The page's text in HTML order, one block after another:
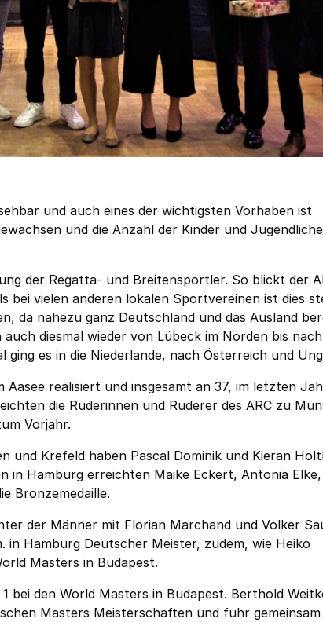
und auch eines der wichtigsten Vorhaben ist
und die Anzahl der Kinder und
der Regatta- und Breitensportler. So blickt der
bei vielen anderen lokalen Sportvereinen ist dies
da nahezu ganz Deutschland und das Ausland
diesmal wieder von Lübeck im Norden bis nach
es in die Niederlande, nach Österreich und
realisiert und insgesamt an 37, im letzten
die Ruderinnen und Ruderer des ARC zu
Vorjahr.
und Krefeld haben Pascal Dominik und Kieran
in Hamburg erreichten Maike Eckert, Antonia Elke,
Bronzemedaille.
der Männer mit Florian Marchand und Volker
in Hamburg Deutscher Meister, zudem, wie Heiko
Masters in Budapest.
bei den World Masters in Budapest. Berthold
Masters Meisterschaften und fuhr